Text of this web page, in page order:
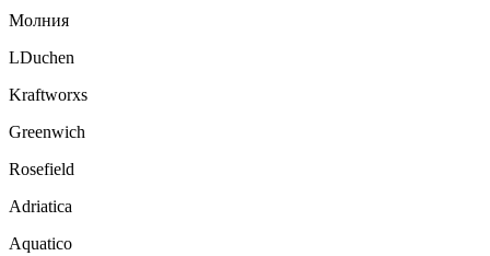
Молния
LDuchen
Kraftworxs
Greenwich
Rosefield
Adriatica
Aquatico